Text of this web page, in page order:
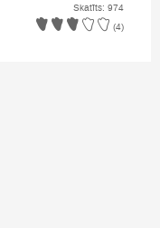
Skatīts: 974
(4)